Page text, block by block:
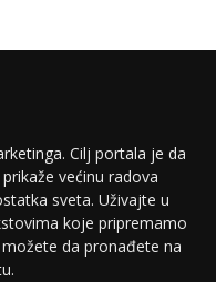
Cilj portala je da
većinu radova
sveta. Uživajte u
koje pripremamo
da pronađete na